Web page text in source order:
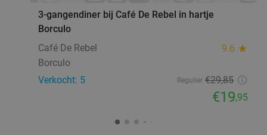
3-gangendiner bij Café De Rebel in hartje
Borculo
Café De Rebel
9.6 star
Borculo
Verkocht: 5
Regulier €29,85
€19,95